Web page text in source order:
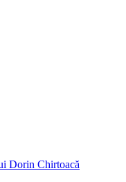
Dorin Chirtoacă